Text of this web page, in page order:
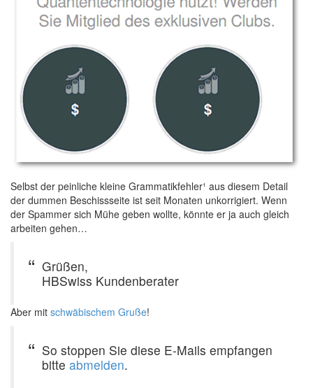
Selbst der peinliche kleine Grammatikfehler¹ aus diesem Detail
der dummen Beschissseite ist seit Monaten unkorrigiert. Wenn
der Spammer sich Mühe geben wollte, könnte er ja auch gleich
arbeiten gehen…
Grüßen,
HBSwiss Kundenberater
Aber mit schwäbischem Gruße!
So stoppen Sie diese E-Mails empfangen
bitte abmelden.